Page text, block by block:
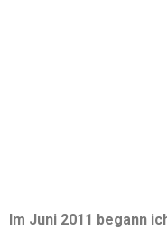
Im Juni 2011 begann